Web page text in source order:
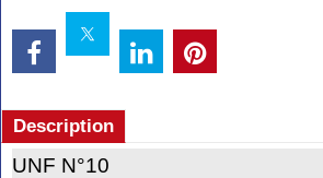
Description
UNF N°10